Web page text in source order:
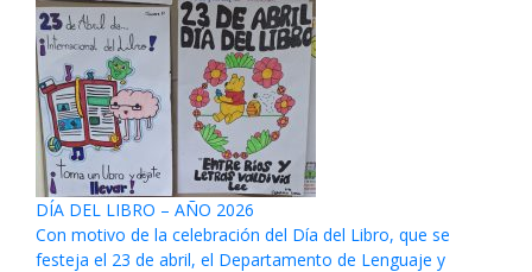
DÍA DEL LIBRO – AÑO 2026
Con motivo de la celebración del Día del Libro, que se
festeja el 23 de abril, el Departamento de Lenguaje y